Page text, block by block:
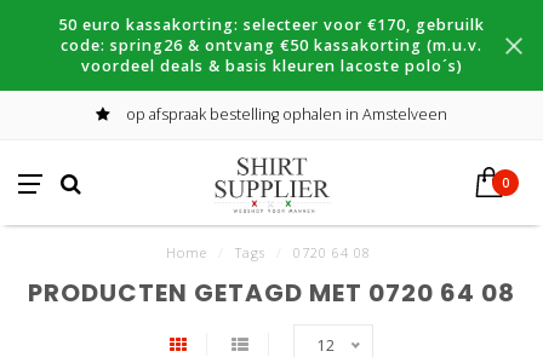
50 euro kassakorting: selecteer voor €170, gebruilk
code: spring26 & ontvang €50 kassakorting (m.u.v.
voordeel deals & basis kleuren lacoste polo´s)
op afspraak bestelling ophalen in Amstelveen
0
Home Tags 0720 64 08
PRODUCTEN GETAGD MET 0720 64 08
12